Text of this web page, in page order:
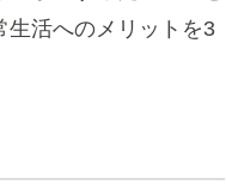
生活へのメリットを3